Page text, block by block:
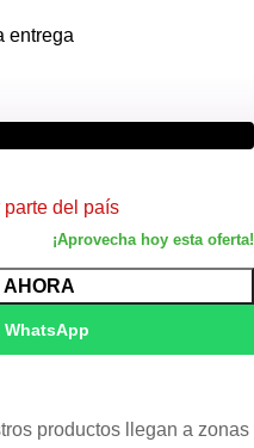
entrega
parte del país
productos llegan a zonas